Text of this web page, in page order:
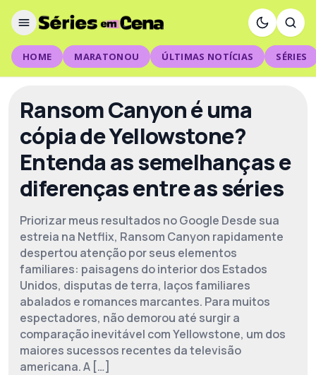
HOME MARATONOU ÚLTIMAS NOTÍCIAS SÉRIES
Ransom Canyon é uma
cópia de Yellowstone?
Entenda as semelhanças e
diferenças entre as séries
Priorizar meus resultados no Google Desde sua
estreia na Netflix, Ransom Canyon rapidamente
despertou atenção por seus elementos
familiares: paisagens do interior dos Estados
Unidos, disputas de terra, laços familiares
abalados e romances marcantes. Para muitos
espectadores, não demorou até surgir a
comparação inevitável com Yellowstone, um dos
maiores sucessos recentes da televisão
americana. A […]